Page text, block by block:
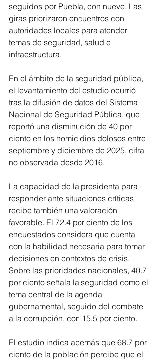
seguidos por Puebla, con nueve. Las
giras priorizaron encuentros con
autoridades locales para atender
temas de seguridad, salud e
infraestructura.
En el ámbito de la seguridad pública,
el levantamiento del estudio ocurrió
tras la difusión de datos del Sistema
Nacional de Seguridad Pública, que
reportó una disminución de 40 por
ciento en los homicidios dolosos entre
septiembre y diciembre de 2025, cifra
no observada desde 2016.
La capacidad de la presidenta para
responder ante situaciones críticas
recibe también una valoración
favorable. El 72.4 por ciento de los
encuestados considera que cuenta
con la habilidad necesaria para tomar
decisiones en contextos de crisis.
Sobre las prioridades nacionales, 40.7
por ciento señala la seguridad como el
tema central de la agenda
gubernamental, seguido del combate
a la corrupción, con 15.5 por ciento.
El estudio indica además que 68.7 por
ciento de la población percibe que el